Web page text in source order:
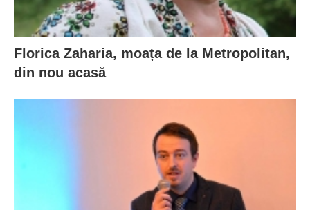
Florica Zaharia, moața de la Metropolitan,
din nou acasă